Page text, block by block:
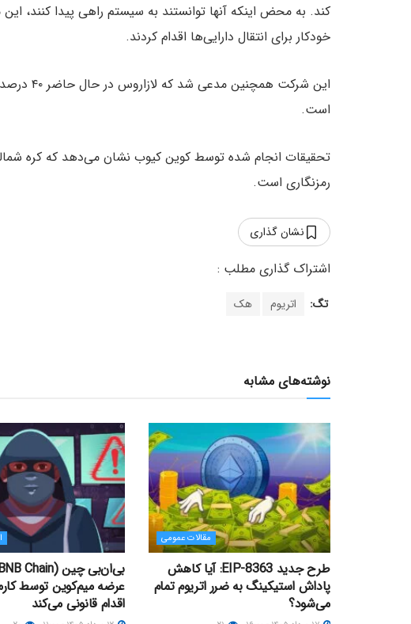
کند. به محض اینکه آنها توانستند به سیستم راهی پیدا کنند،
خودکار برای انتقال دارایی‌ها اقدام کردند.
این شرکت همچنین مدعی شد که لازاروس در حال حاضر ۴۰ درصد از ۱۰۰ میلیون دلار را از طریق
است.
تحقیقات انجام شده توسط کوین کیوب نشان می‌دهد که کره
رمزنگاری است.
نشان گذاری
تگ: اتریوم هک
نوشته‌های مشابه
مقالات عمومی
طرح جدید EIP-8363: آیا کاهش
پاداش استیکینگ به ضرر اتریوم تمام
می‌شود؟
عرضه میم‌کوین توسط
اقدام قانونی می‌کند